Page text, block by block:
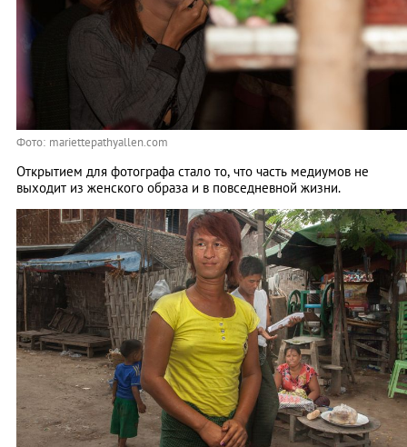
Фото: mariettepathyallen.com
Открытием для фотографа стало то, что часть медиумов не
выходит из женского образа и в повседневной жизни.